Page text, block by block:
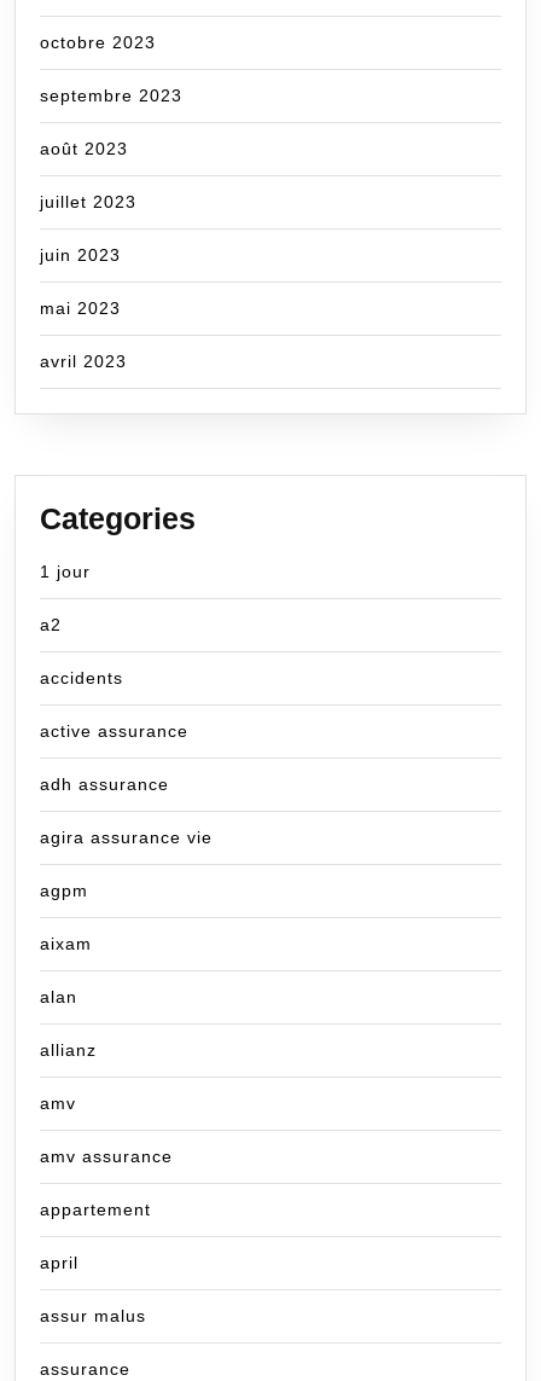
octobre 2023
septembre 2023
août 2023
juillet 2023
juin 2023
mai 2023
avril 2023
Categories
1 jour
a2
accidents
active assurance
adh assurance
agira assurance vie
agpm
aixam
alan
allianz
amv
amv assurance
appartement
april
assur malus
assurance